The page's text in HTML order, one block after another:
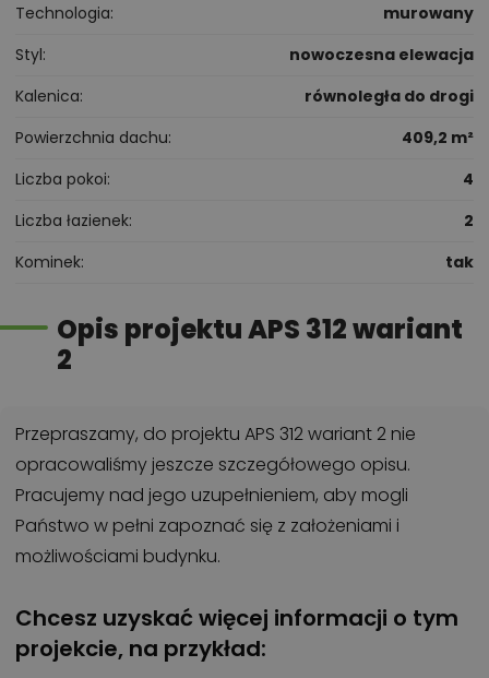
Technologia
murowany
Styl
nowoczesna elewacja
Kalenica
równoległa do drogi
Powierzchnia dachu
409,2 m²
Liczba pokoi
4
Liczba łazienek
2
Kominek
tak
Opis projektu APS 312 wariant
2
Przepraszamy, do projektu APS 312 wariant 2 nie
opracowaliśmy jeszcze szczegółowego opisu.
Pracujemy nad jego uzupełnieniem, aby mogli
Państwo w pełni zapoznać się z założeniami i
możliwościami budynku.
Chcesz uzyskać więcej informacji o tym
projekcie, na przykład: